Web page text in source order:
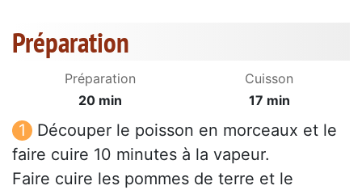
Préparation
Préparation
20 min
Cuisson
17 min
Découper le poisson en morceaux et le
faire cuire 10 minutes à la vapeur.
Faire cuire les pommes de terre et le